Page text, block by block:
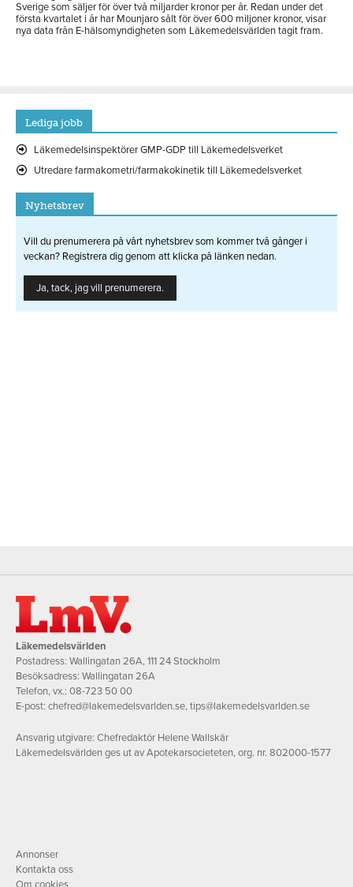
Sverige som säljer för över två miljarder kronor per år. Redan under det
första kvartalet i år har Mounjaro sålt för över 600 miljoner kronor, visar
nya data från E-hälsomyndigheten som Läkemedelsvärlden tagit fram.
Lediga jobb
Läkemedelsinspektörer GMP-GDP till Läkemedelsverket
Utredare farmakometri/farmakokinetik till Läkemedelsverket
Nyhetsbrev
Vill du prenumerera på vårt nyhetsbrev som kommer två gånger i
veckan? Registrera dig genom att klicka på länken nedan.
Ja, tack, jag vill prenumerera.
Läkemedelsvärlden
Postadress: Wallingatan 26A, 111 24 Stockholm
Besöksadress: Wallingatan 26A
Telefon, vx.: 08-723 50 00
E-post: chefred@lakemedelsvarlden.se,tips@lakemedelsvarlden.se
Ansvarig utgivare: Chefredaktör Helene Wallskär
Läkemedelsvärlden ges ut av Apotekarsocieteten, org. nr. 802000-1577
Annonser
Kontakta oss